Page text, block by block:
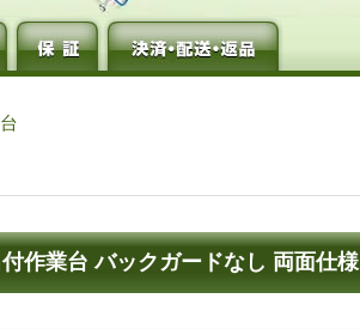
作業台 バックガードなし 両面仕様